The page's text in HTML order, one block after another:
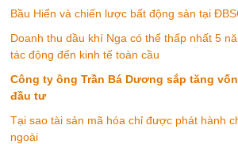
Bầu Hiển và chiến lược bất động sản tại
Doanh thu dầu khí Nga có thể thấp nhất 5
tác động đến kinh tế toàn cầu
Công ty ông Trần Bá Dương sắp tăng
đầu tư
Tại sao tài sản mã hóa chỉ được phát hành
ngoài